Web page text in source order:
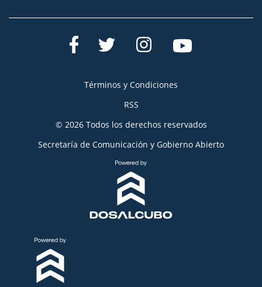
Términos y Condiciones
RSS
© 2026 Todos los derechos reservados
Secretaría de Comunicación y Gobierno Abierto